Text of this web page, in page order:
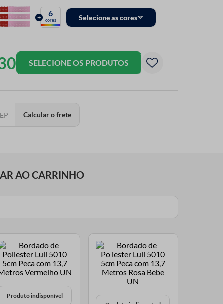
+ 6
cores Selecione as cores
SELECIONE OS PRODUTOS
Calcular o frete
AO CARRINHO
Produto indisponível